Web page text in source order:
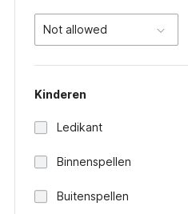
Not allowed
Kinderen
Ledikant
Binnenspellen
Buitenspellen